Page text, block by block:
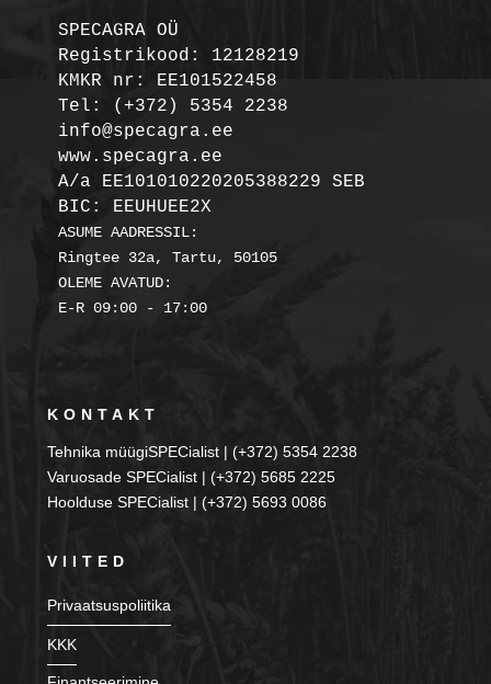
SPECAGRA OÜ
Registrikood: 12128219
KMKR nr: EE101522458
Tel: (+372) 5354 2238
info@specagra.ee
A/a EE101010220205388229 SEB
BIC: EEUHUEE2X
ASUME AADRESSIL:
Ringtee 32a, Tartu, 50105
OLEME AVATUD:
E-R 09:00 - 17:00
KONTAKT
Tehnika müügiSPECialist | (+372) 5354 2238
Varuosade SPECialist | (+372) 5685 2225
Hoolduse SPECialist | (+372) 5693 0086
VIITED
Privaatsuspoliitika
KKK